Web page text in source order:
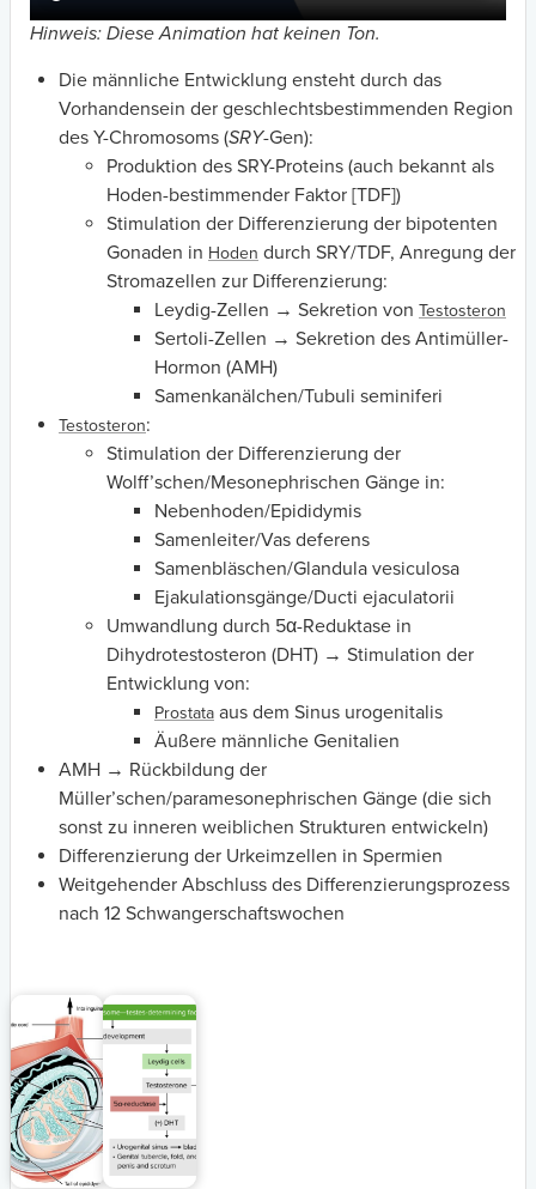
Hinweis: Diese Animation hat keinen Ton.
Die männliche Entwicklung ensteht durch das
Vorhandensein der geschlechtsbestimmenden Region
des Y-Chromosoms (SRY-Gen):
Produktion des SRY-Proteins (auch bekannt als
Hoden-bestimmender Faktor [TDF])
Stimulation der Differenzierung der bipotenten
Gonaden in Hoden durch SRY/TDF, Anregung der
Stromazellen zur Differenzierung:
Leydig-Zellen → Sekretion von Testosteron
Sertoli-Zellen → Sekretion des Antimüller-
Hormon (AMH)
Samenkanälchen/Tubuli seminiferi
Testosteron:
Stimulation der Differenzierung der
Wolff’schen/Mesonephrischen Gänge in:
Nebenhoden/Epididymis
Samenleiter/Vas deferens
Samenbläschen/Glandula vesiculosa
Ejakulationsgänge/Ducti ejaculatorii
Umwandlung durch 5α-Reduktase in
Dihydrotestosteron (DHT) → Stimulation der
Entwicklung von:
Prostata aus dem Sinus urogenitalis
Äußere männliche Genitalien
AMH → Rückbildung der
Müller’schen/paramesonephrischen Gänge (die sich
sonst zu inneren weiblichen Strukturen entwickeln)
Differenzierung der Urkeimzellen in Spermien
Weitgehender Abschluss des Differenzierungsprozess
nach 12 Schwangerschaftswochen